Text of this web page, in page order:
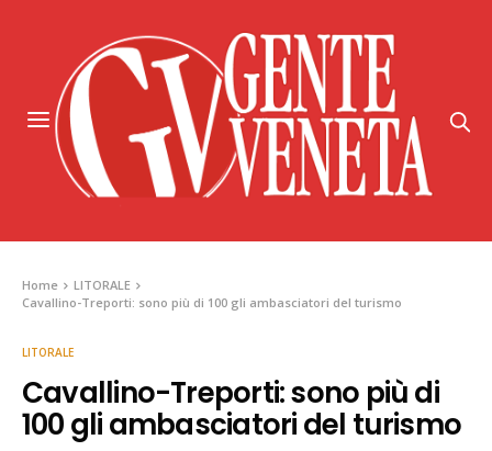
Home
LITORALE
Cavallino-Treporti: sono più di 100 gli ambasciatori del turismo
LITORALE
Cavallino-Treporti: sono più di
100 gli ambasciatori del turismo